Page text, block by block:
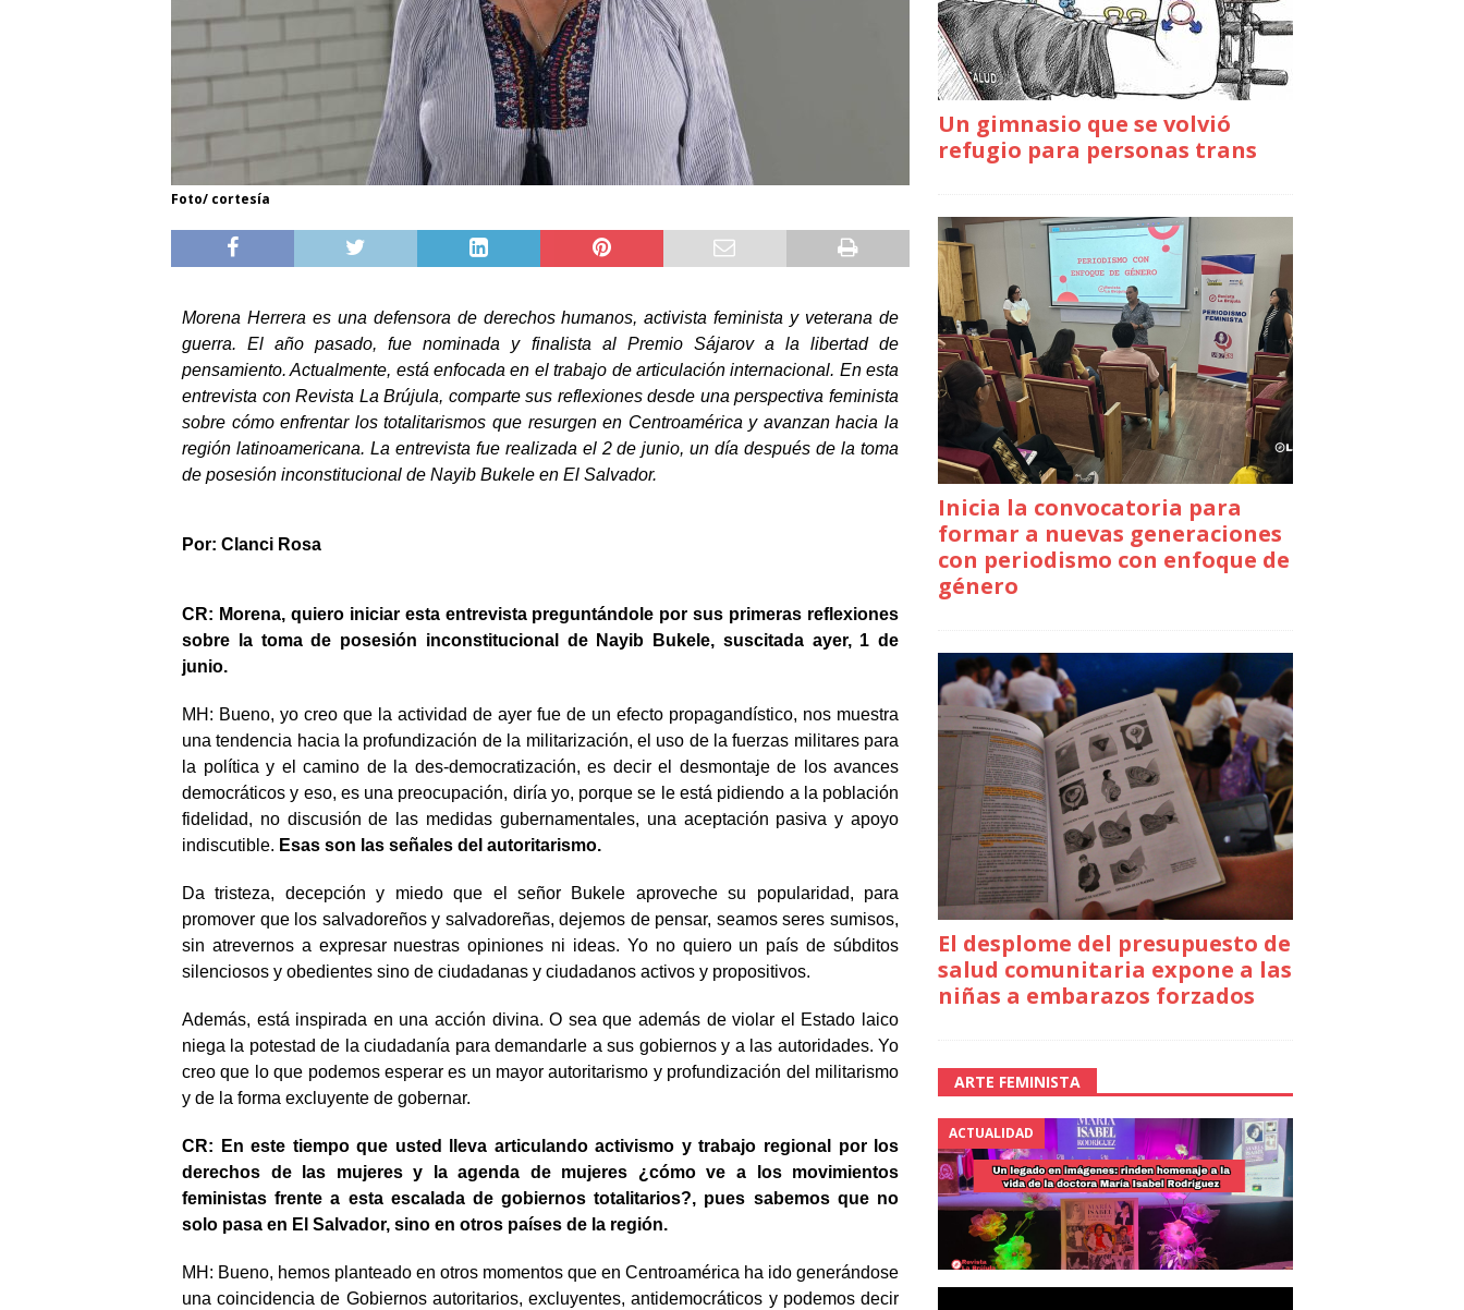
Foto/ cortesía
Morena Herrera es una defensora de derechos humanos, activista feminista y veterana de
guerra. El año pasado, fue nominada y finalista al Premio Sájarov a la libertad de
pensamiento. Actualmente, está enfocada en el trabajo de articulación internacional. En esta
entrevista con Revista La Brújula, comparte sus reflexiones desde una perspectiva feminista
sobre cómo enfrentar los totalitarismos que resurgen en Centroamérica y avanzan hacia la
región latinoamericana. La entrevista fue realizada el 2 de junio, un día después de la toma
de posesión inconstitucional de Nayib Bukele en El Salvador.
Por: Clanci Rosa
CR: Morena, quiero iniciar esta entrevista preguntándole por sus primeras reflexiones
sobre la toma de posesión inconstitucional de Nayib Bukele, suscitada ayer, 1 de
junio.
MH: Bueno, yo creo que la actividad de ayer fue de un efecto propagandístico, nos muestra
una tendencia hacia la profundización de la militarización, el uso de la fuerzas militares para
la política y el camino de la des-democratización, es decir el desmontaje de los avances
democráticos y eso, es una preocupación, diría yo, porque se le está pidiendo a la población
fidelidad, no discusión de las medidas gubernamentales, una aceptación pasiva y apoyo
indiscutible. Esas son las señales del autoritarismo.
Da tristeza, decepción y miedo que el señor Bukele aproveche su popularidad, para
promover que los salvadoreños y salvadoreñas, dejemos de pensar, seamos seres sumisos,
sin atrevernos a expresar nuestras opiniones ni ideas. Yo no quiero un país de súbditos
silenciosos y obedientes sino de ciudadanas y ciudadanos activos y propositivos.
Además, está inspirada en una acción divina. O sea que además de violar el Estado laico
niega la potestad de la ciudadanía para demandarle a sus gobiernos y a las autoridades. Yo
creo que lo que podemos esperar es un mayor autoritarismo y profundización del militarismo
y de la forma excluyente de gobernar.
CR: En este tiempo que usted lleva articulando activismo y trabajo regional por los
derechos de las mujeres y la agenda de mujeres ¿cómo ve a los movimientos
feministas frente a esta escalada de gobiernos totalitarios?, pues sabemos que no
solo pasa en El Salvador, sino en otros países de la región.
MH: Bueno, hemos planteado en otros momentos que en Centroamérica ha ido generándose
una coincidencia de Gobiernos autoritarios, excluyentes, antidemocráticos y podemos decir
Un gimnasio que se volvió
refugio para personas trans
Inicia la convocatoria para
formar a nuevas generaciones
con periodismo con enfoque de
género
El desplome del presupuesto de
salud comunitaria expone a las
niñas a embarazos forzados
ARTE FEMINISTA
ACTUALIDAD